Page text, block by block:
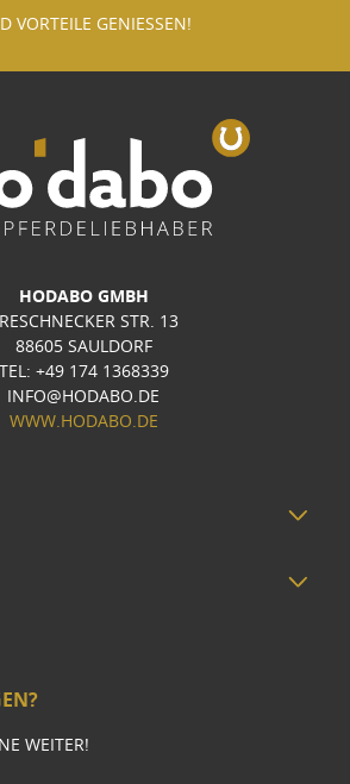
VORTEILE GENIESSEN!
HODABO GMBH
STR. 13
88605 SAULDORF
TEL: +49 174 1368339
INFO@HODABO.DE
WWW.HODABO.DE
WEITER!